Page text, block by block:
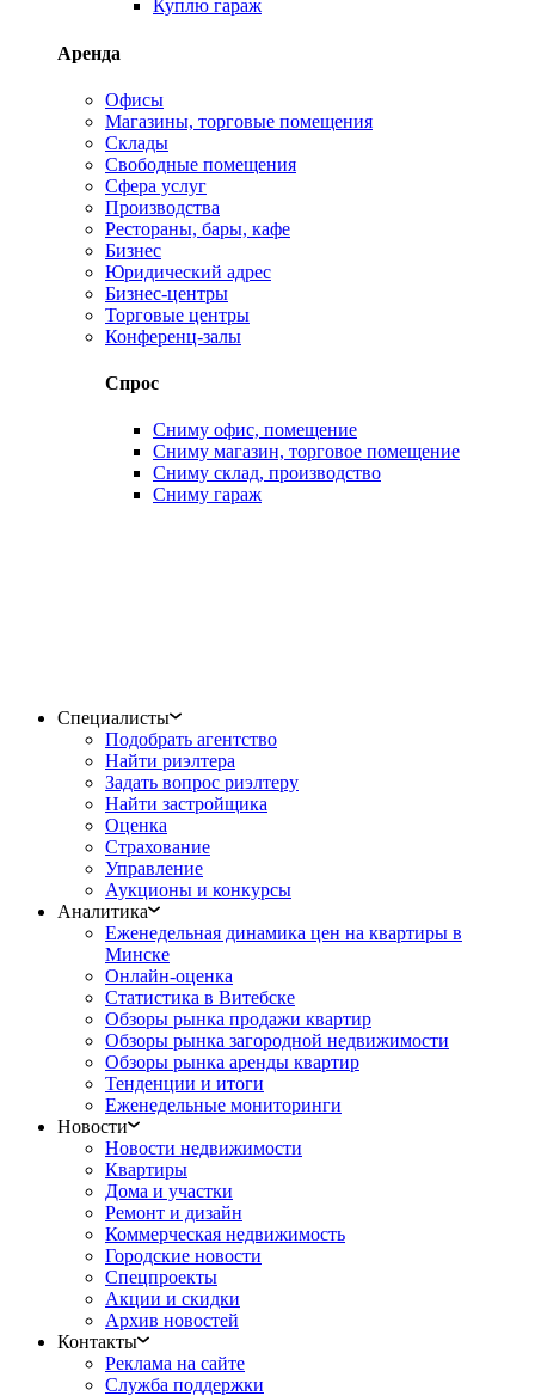
Куплю гараж
Аренда
Офисы
Магазины, торговые помещения
Склады
Свободные помещения
Сфера услуг
Производства
Рестораны, бары, кафе
Бизнес
Юридический адрес
Бизнес-центры
Торговые центры
Конференц-залы
Спрос
Сниму офис, помещение
Сниму магазин, торговое помещение
Сниму склад, производство
Сниму гараж
Специалисты
Подобрать агентство
Найти риэлтера
Задать вопрос риэлтеру
Найти застройщика
Оценка
Страхование
Управление
Аукционы и конкурсы
Аналитика
Еженедельная динамика цен на квартиры в
Минске
Онлайн-оценка
Статистика в Витебске
Обзоры рынка продажи квартир
Обзоры рынка загородной недвижимости
Обзоры рынка аренды квартир
Тенденции и итоги
Еженедельные мониторинги
Новости
Новости недвижимости
Квартиры
Дома и участки
Ремонт и дизайн
Коммерческая недвижимость
Городские новости
Спецпроекты
Акции и скидки
Архив новостей
Контакты
Реклама на сайте
Служба поддержки